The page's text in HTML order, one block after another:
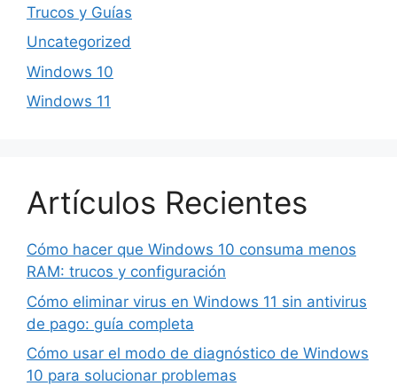
Trucos y Guías
Uncategorized
Windows 10
Windows 11
Artículos Recientes
Cómo hacer que Windows 10 consuma menos
RAM: trucos y configuración
Cómo eliminar virus en Windows 11 sin antivirus
de pago: guía completa
Cómo usar el modo de diagnóstico de Windows
10 para solucionar problemas